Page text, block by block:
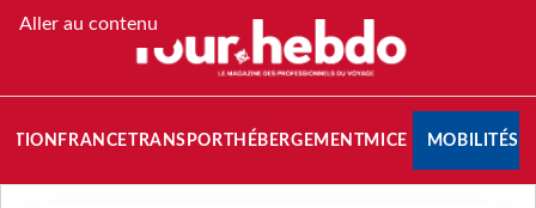
Aller au contenu
FRANCETRANSPORT HÉBERGEMENTMICE MOBILITÉS